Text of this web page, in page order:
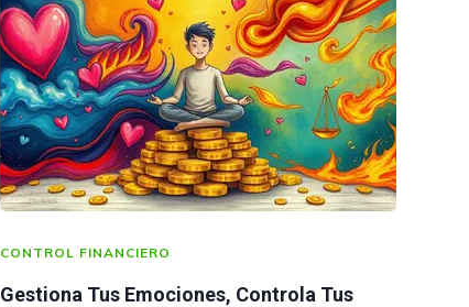
CONTROL FINANCIERO
Gestiona Tus Emociones, Controla Tus